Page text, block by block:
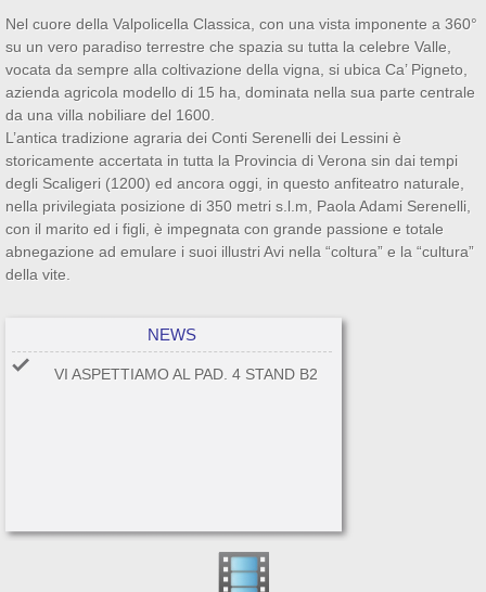
Nel cuore della Valpolicella Classica, con una vista imponente a 360°
su un vero paradiso terrestre che spazia su tutta la celebre Valle,
vocata da sempre alla coltivazione della vigna, si ubica Ca’ Pigneto,
azienda agricola modello di 15 ha, dominata nella sua parte centrale
da una villa nobiliare del 1600.
L’antica tradizione agraria dei Conti Serenelli dei Lessini è
storicamente accertata in tutta la Provincia di Verona sin dai tempi
degli Scaligeri (1200) ed ancora oggi, in questo anfiteatro naturale,
nella privilegiata posizione di 350 metri s.l.m, Paola Adami Serenelli,
con il marito ed i figli, è impegnata con grande passione e totale
abnegazione ad emulare i suoi illustri Avi nella “coltura” e la “cultura”
della vite.
NEWS
VI ASPETTIAMO AL PAD. 4 STAND B2